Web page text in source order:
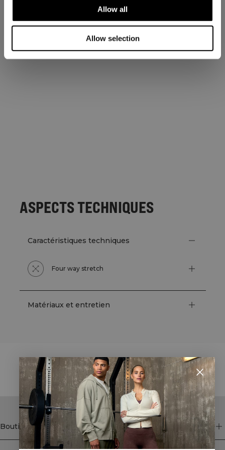
Allow all
Allow selection
ASPECTS TECHNIQUES
Caractéristiques techniques
Four way stretch
Matériaux et entretien
STYLE WITH
Boutique